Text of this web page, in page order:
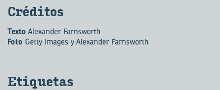
Cré­di­tos
Texto Alexander Farnsworth
Foto Getty Images y Alexander Farnsworth
Eti­que­tas